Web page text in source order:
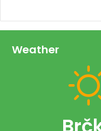
Weather